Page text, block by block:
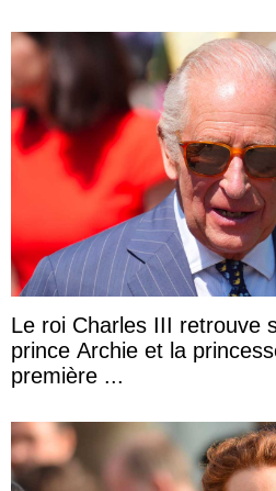
Le roi Charles III retrouve
prince Archie et la
première ...